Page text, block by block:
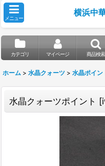
メニュー
横浜中
カテゴリ マイページ 商品検索
ホーム > 水晶クォーツ > 水晶ポイン
水晶クォーツポイント [